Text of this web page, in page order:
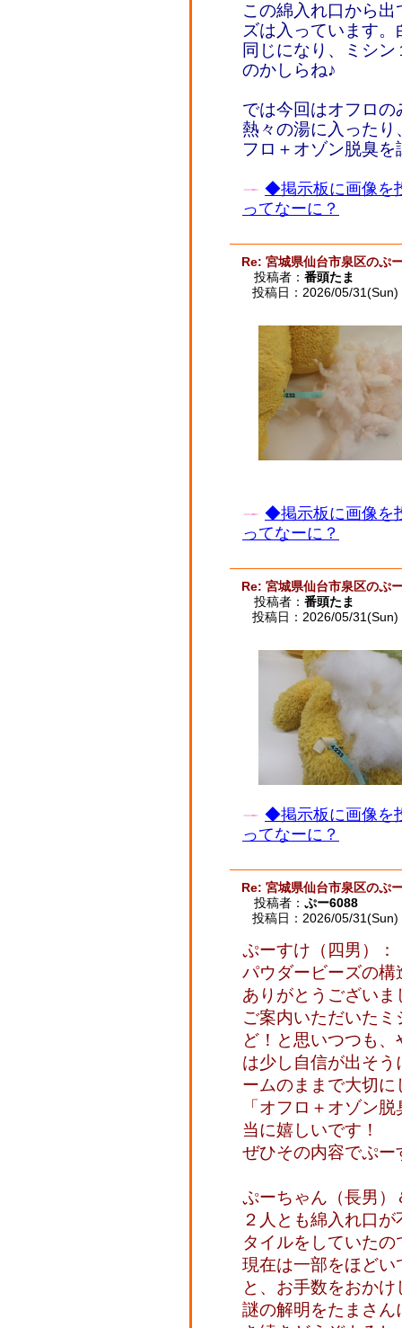
この綿入れ口から
ズは入っています
同じになり、ミシ
のかしらね♪
では今回はオフロ
熱々の湯に入った
フロ＋オゾン脱臭
◆掲示板に画像を
ってなーに？
Re: 宮城県仙台市泉区のぷ
投稿者： 番頭たま
投稿日：2026/05/
◆掲示板に画像を
ってなーに？
Re: 宮城県仙台市泉区のぷ
投稿者： 番頭たま
投稿日：2026/05/
◆掲示板に画像を
ってなーに？
Re: 宮城県仙台市泉区のぷ
投稿者： ぷー6088
投稿日：2026/05/
ぷーすけ（四男）：
パウダービーズの
ありがとうございま
ご案内いただいた
ど！と思いつつも
は少し自信が出そ
ームのままで大切
「オフロ＋オゾン
当に嬉しいです！
ぜひその内容でぷ
ぷーちゃん（長男
２人とも綿入れ口
タイルをしていたの
現在は一部をほど
と、お手数をおか
謎の解明をたまさ